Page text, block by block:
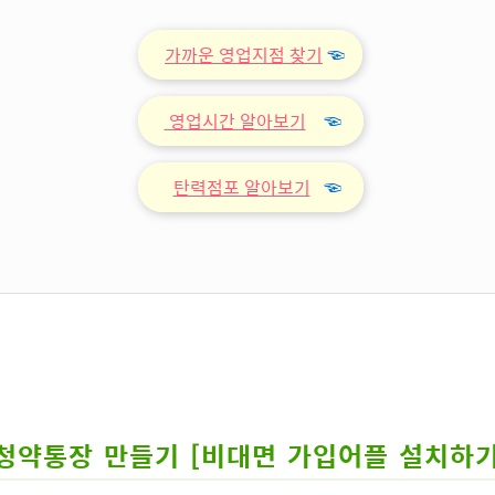
가까운 영업지점 찾기 ☜
영업시간 알아보기 ☜
탄력점포 알아보기 ☜
통장 만들기 [비대면 가입어플 설치하